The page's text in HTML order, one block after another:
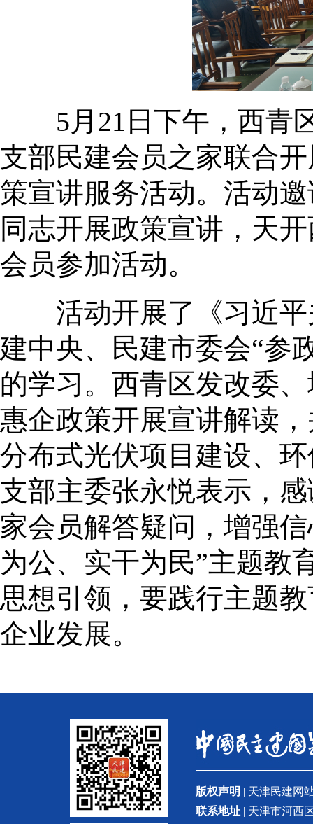
5月21日下午，西青区
支部民建会员之家联合
策宣讲服务活动。活动
同志开展政策宣讲，天
会员参加活动。
活动开展了《习近平
建中央、民建市委会“参
的学习。西青区发改委
惠企政策开展宣讲解读
分布式光伏项目建设、
支部主委张永悦表示，
家会员解答疑问，增强
为公、实干为民”主题教
思想引领，要践行主题
企业发展。
版权声明 | 天津民建网
联系地址 | 天津市河西